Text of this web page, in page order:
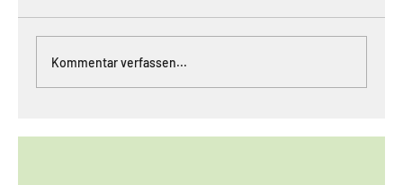
Kommentar verfassen...